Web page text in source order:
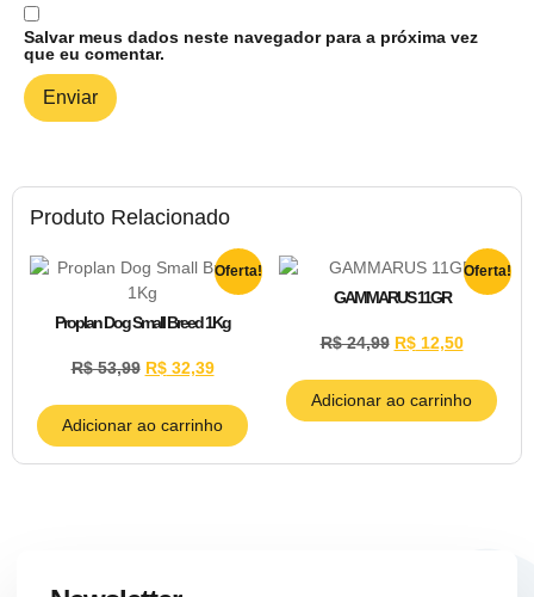
Produto Relacionado
Oferta!
Proplan Dog Small Breed 1Kg
R$53,99 R$32,39
Adicionar ao carrinho
Oferta!
GAMMARUS 11GR
R$24,99 R$12,50
Adicionar ao carrinho
Salvar meus dados neste navegador para a próxima vez
que eu comentar.